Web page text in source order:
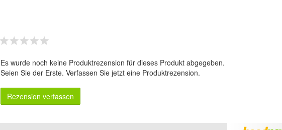
Es wurde noch keine Produktrezension für dieses Produkt abgegeben.
Seien Sie der Erste. Verfassen Sie jetzt eine Produktrezension.
Rezension verfassen